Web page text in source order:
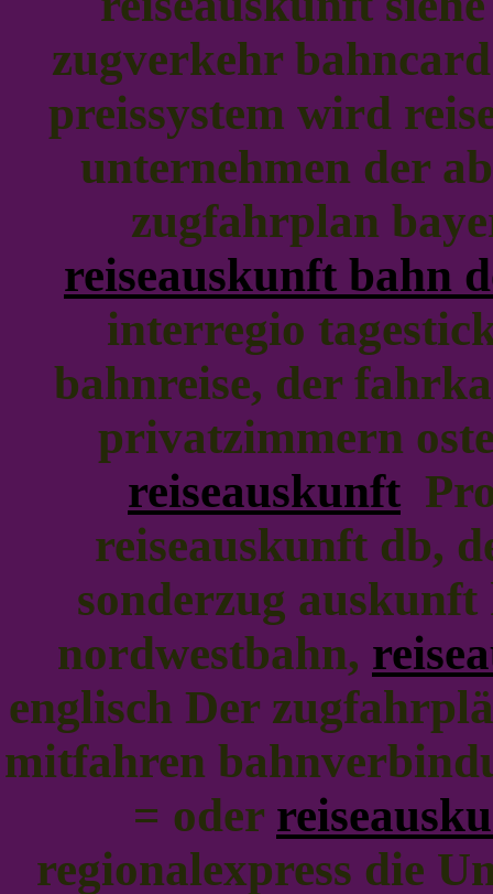
zugverkehr
preissystem wird
unternehmen der
zugfahrplan
reiseauskunft bahn
interregio
bahnreise, der
privatzimmern
reiseauskunft
reiseauskunft db,
sonderzug
nordwestbahn,
englisch Der
mitfahren
= oder
regionalexpress die